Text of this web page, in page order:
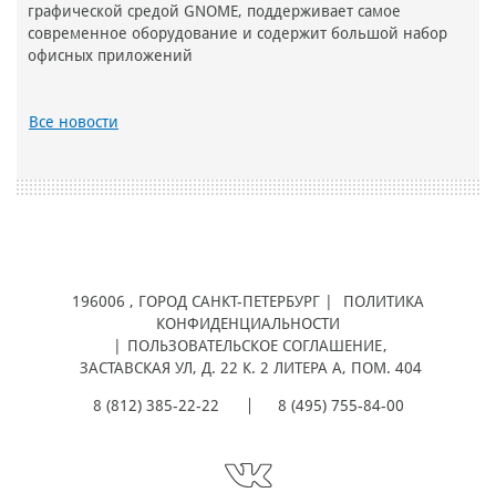
графической средой GNOME, поддерживает самое
современное оборудование и содержит большой набор
офисных приложений
Все новости
196006 , ГОРОД САНКТ-ПЕТЕРБУРГ |
ПОЛИТИКА
КОНФИДЕНЦИАЛЬНОСТИ
ПОЛЬЗОВАТЕЛЬСКОЕ СОГЛАШЕНИЕ,
ЗАСТАВСКАЯ УЛ, Д. 22 К. 2 ЛИТЕРА А, ПОМ. 404
8 (812) 385-22-22 8 (495) 755-84-00